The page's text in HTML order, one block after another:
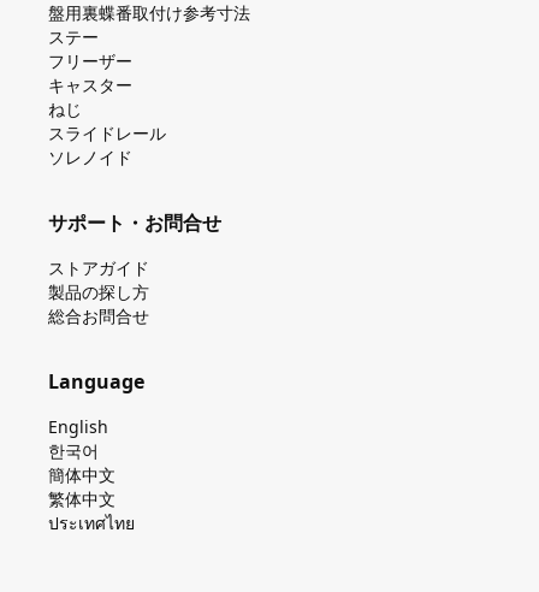
盤⽤裏蝶番取付け参考⼨法
ステー
フリーザー
キャスター
ねじ
スライドレール
ソレノイド
サポート・お問合せ
ストアガイド
製品の探し⽅
総合お問合せ
Language
English
한국어
簡体中文
繁体中文
ประเทศไทย